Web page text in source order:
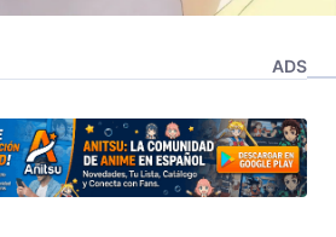
ADS